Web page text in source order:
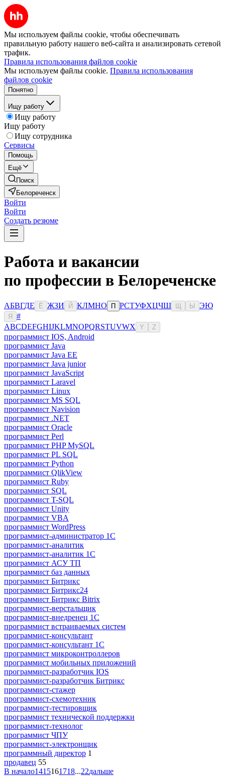
Мы используем файлы cookie, чтобы обеспечивать
правильную работу нашего веб-сайта и анализировать сетевой
трафик.
Правила использования файлов cookie
Мы используем файлы cookie. Правила использования
файлов cookie
Понятно
Ищу работу
Ищу работу
Ищу работу
Ищу сотрудника
Сервисы
Помощь
Ещё
Поиск
Белореченск
Войти
Войти
Создать резюме
Работа и вакансии
по профессии в Белореченске
АБВГДЕ Ё ЖЗИ Й КЛМНО П РСТУФХЦЧШ Ы ЭЮ
Я
#
ABCDEFGHIJKLMNOPQRSTUVWX Y Z
программист IOS, Android
программист Java
программист Java EE
программист Java junior
программист JavaScript
программист Laravel
программист Linux
программист MS SQL
программист Navision
программист .NET
программист Oracle
программист Perl
программист PHP MySQL
программист PL SQL
программист Python
программист QlikView
программист Ruby
программист SQL
программист T-SQL
программист Unity
программист VBA
программист WordPress
программист-администратор 1С
программист-аналитик
программист-аналитик 1С
программист АСУ ТП
программист баз данных
программист Битрикс
программист Битрикс24
программист Битрикс Bitrix
программист-верстальщик
программист-внедренец 1С
программист встраиваемых систем
программист-консультант
программист-консультант 1C
программист микроконтроллеров
программист мобильных приложений
программист-разработчик IOS
программист-разработчик Битрикс
программист-стажер
программист-схемотехник
программист-тестировщик
программист технической поддержки
программист-технолог
программист ЧПУ
программист-электронщик
программный директор 1
продавец 55
В начало1415161718...22дальше